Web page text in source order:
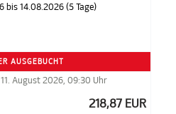
bis 14.08.2026 (5 Tage)
AUSGEBUCHT
August 2026, 09:30 Uhr
218,87 EUR